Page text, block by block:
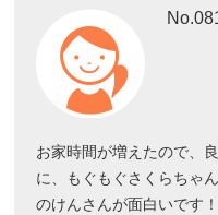
お家時間が増えたので、
に、もぐもぐさくらちゃ
のけんさんが面白いです！